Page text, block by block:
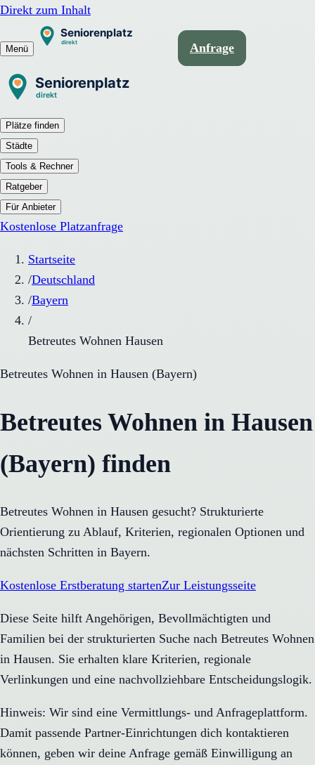
Direkt zum Inhalt
Menü Anfrage
Plätze finden
Städte
Tools & Rechner
Ratgeber
Für Anbieter
Kostenlose Platzanfrage
Startseite
/Deutschland
/Bayern
/
Betreutes Wohnen Hausen
Betreutes Wohnen in Hausen (Bayern)
Betreutes Wohnen in Hausen
(Bayern) finden
Betreutes Wohnen in Hausen gesucht? Strukturierte
Orientierung zu Ablauf, Kriterien, regionalen Optionen und
nächsten Schritten in Bayern.
Kostenlose Erstberatung startenZur Leistungsseite
Diese Seite hilft Angehörigen, Bevollmächtigten und
Familien bei der strukturierten Suche nach Betreutes Wohnen
in Hausen. Sie erhalten klare Kriterien, regionale
Verlinkungen und eine nachvollziehbare Entscheidungslogik.
Hinweis: Wir sind eine Vermittlungs- und Anfrageplattform.
Damit passende Partner-Einrichtungen dich kontaktieren
können, geben wir deine Anfrage gemäß Einwilligung an